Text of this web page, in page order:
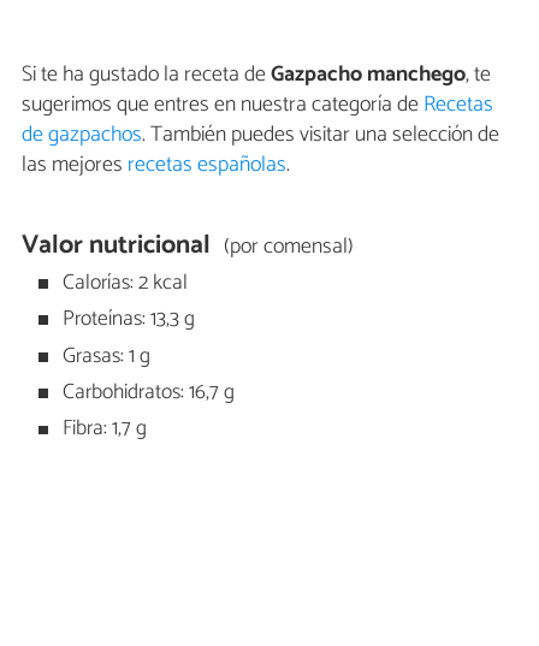
Si te ha gustado la receta deGazpacho manchego, te
sugerimos que entres en nuestra categoría deRecetas
de gazpachos. También puedes visitar una selección de
las mejores recetas españolas.
Valor nutricional (por comensal)
Calorías: 2 kcal
Proteínas: 13,3 g
Grasas: 1 g
Carbohidratos: 16,7 g
Fibra: 1,7 g